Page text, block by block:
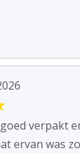
verpakt
ervan was